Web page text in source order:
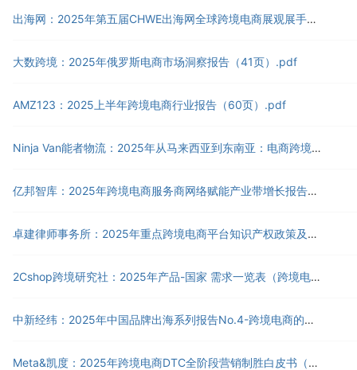
出海网：2025年第五届CHWE出海网全球跨境电商展观展手册（40页）.pdf
大数跨境：2025年俄罗斯电商市场洞察报告（41页）.pdf
AMZ123：2025上半年跨境电商行业报告（60页）.pdf
Ninja Van能者物流：2025年从马来西亚到东南亚：电商跨境扩展实用指南（66页）.pdf
亿邦智库：2025年跨境电商服务商网络赋能产业带增长报告（30页）.pdf
卓建律师事务所：2025年重点跨境电商平台知识产权政策及侵权处理规则汇编（114页）.pdf
2Cshop跨境研究社：2025年产品-国家 需求一览表（跨境电商市场资料）（42页）.pdf
中新经纬：2025年中国品牌出海系列报告No.4-跨境电商的数字航道（4页）.pdf
Meta&凯度：2025年跨境电商DTC全阶段营销制胜白皮书（76页）.pdf